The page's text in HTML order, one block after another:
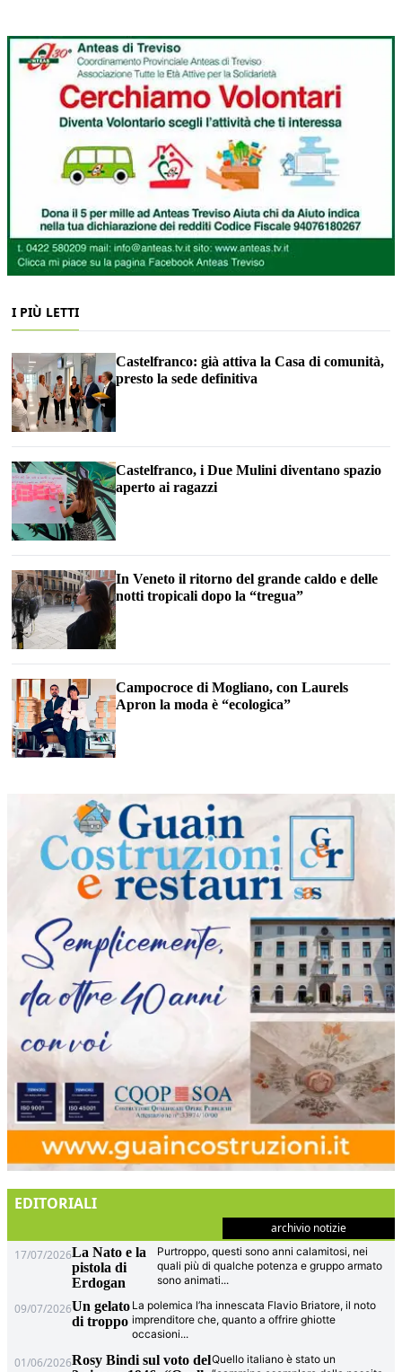
I PIÙ LETTI
Castelfranco: già attiva la Casa di comunità,
presto la sede definitiva
Castelfranco, i Due Mulini diventano spazio
aperto ai ragazzi
In Veneto il ritorno del grande caldo e delle
notti tropicali dopo la “tregua”
Campocroce di Mogliano, con Laurels
Apron la moda è “ecologica”
EDITORIALI
archivio notizie
17/07/2026La Nato e la
pistola di
Erdogan
Purtroppo, questi sono anni calamitosi, nei
quali più di qualche potenza e gruppo armato
sono animati...
09/07/2026Un gelato
di troppo
La polemica l’ha innescata Flavio Briatore, il noto
imprenditore che, quanto a offrire ghiotte
occasioni...
01/06/2026Rosy Bindi sul voto delQuello italiano è stato un